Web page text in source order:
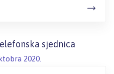
sjednica
2020.